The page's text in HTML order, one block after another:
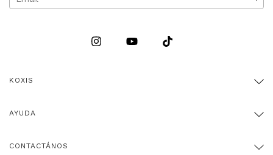
KOXIS
AYUDA
CONTACTÁNOS